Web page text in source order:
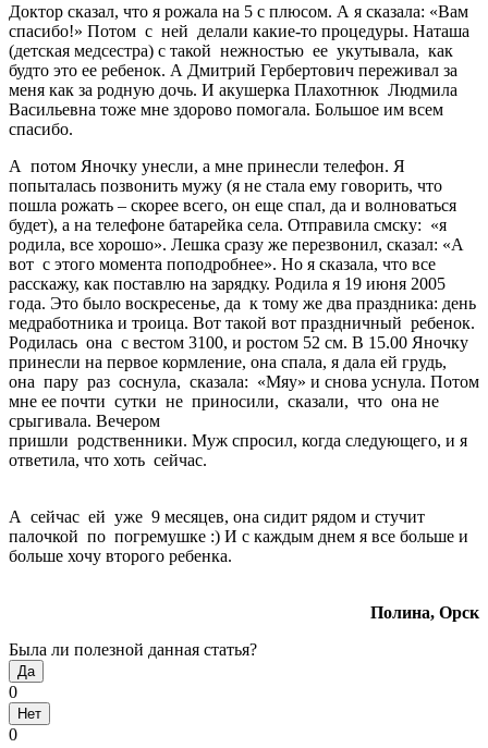
Доктор сказал, что я рожала на 5 с плюсом. А я сказала: «Вам
спасибо!» Потом с ней делали какие-то процедуры. Наташа
(детская медсестра) с такой нежностью ее укутывала, как
будто это ее ребенок. А Дмитрий Гербертович переживал за
меня как за родную дочь. И акушерка Плахотнюк Людмила
Васильевна тоже мне здорово помогала. Большое им всем
спасибо.
А потом Яночку унесли, а мне принесли телефон. Я
попыталась позвонить мужу (я не стала ему говорить, что
пошла рожать – скорее всего, он еще спал, да и волноваться
будет), а на телефоне батарейка села. Отправила смску: «я
родила, все хорошо». Лешка сразу же перезвонил, сказал: «А
вот с этого момента поподробнее». Но я сказала, что все
расскажу, как поставлю на зарядку. Родила я 19 июня 2005
года. Это было воскресенье, да к тому же два праздника: день
медработника и троица. Вот такой вот праздничный ребенок.
Родилась она с вестом 3100, и ростом 52 см. В 15.00 Яночку
принесли на первое кормление, она спала, я дала ей грудь,
она пару раз соснула, сказала: «Мяу» и снова уснула. Потом
мне ее почти сутки не приносили, сказали, что она не
срыгивала. Вечером
пришли родственники. Муж спросил, когда следующего, и я
ответила, что хоть сейчас.
А сейчас ей уже 9 месяцев, она сидит рядом и стучит
палочкой по погремушке :) И с каждым днем я все больше и
больше хочу второго ребенка.
Полина, Орск
Была ли полезной данная статья?
Да
0
Нет
0